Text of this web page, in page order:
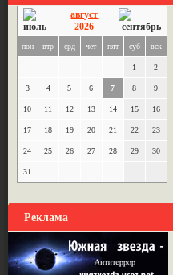
август
2026
пон втр срд чет пят суб вск
1 2
3 4 5 6 7 8 9
10 11 12 13 14 15 16
17 18 19 20 21 22 23
24 25 26 27 28 29 30
31
Реклама